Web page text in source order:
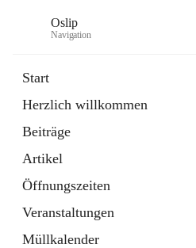
Oslip
Navigation
Start
Herzlich willkommen
Beiträge
Artikel
Öffnungszeiten
Veranstaltungen
Müllkalender